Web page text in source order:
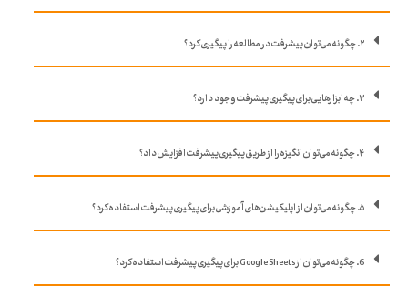
۲. چگونه می‌توان پیشرفت در مطالعه را پیگیری کرد؟
۳. چه ابزارهایی برای پیگیری پیشرفت وجود دارد؟
۴. چگونه می‌توان انگیزه را از طریق پیگیری پیشرفت افزایش داد؟
۵. چگونه می‌توان از اپلیکیشن‌های آموزشی برای پیگیری پیشرفت استفاده کرد؟
6. چگونه می‌توان از Google Sheets برای پیگیری پیشرفت استفاده کرد؟